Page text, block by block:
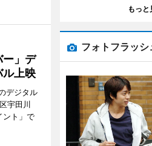
」デ
上映
デジタル
宇田川
ント」で
もっと
フォトフラッシ